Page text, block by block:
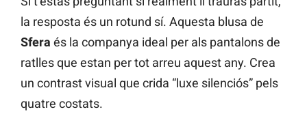
la resposta és un rotund sí. Aquesta blusa de
Sfera és la companya ideal per als pantalons de
ratlles que estan per tot arreu aquest any. Crea
un contrast visual que crida “luxe silenciós” pels
quatre costats.